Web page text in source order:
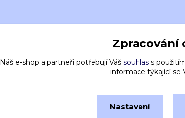
Zpracování
Náš e-shop a partneři potřebují Váš souhlass
informace týkající se
Nastavení